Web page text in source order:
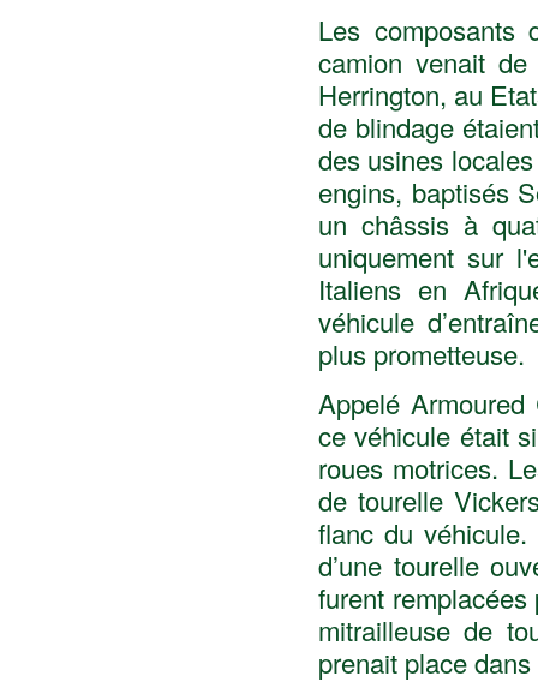
Les composants
camion venait
Herrington, au
de blindage
des usines
engins, baptisés
un châssis à
uniquement sur
Italiens en
véhicule
plus prometteuse.
Appelé
ce véhicule était
roues motrices.
de tourelle
flanc du
d’une tourelle
furent
mitrailleuse de
prenait place